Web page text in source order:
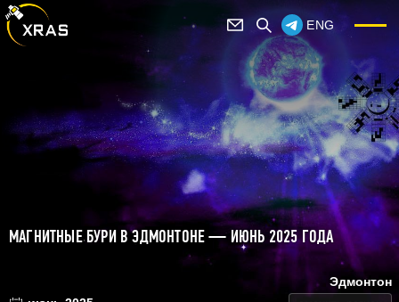
ENG
МАГНИТНЫЕ БУРИ В ЭДМОНТОНЕ — ИЮНЬ 2025 ГОДА
Эдмонтон